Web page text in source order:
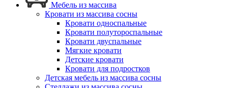
Мебель из массива
Кровати из массива сосны
Кровати односпальные
Кровати полутороспальные
Кровати двуспальные
Мягкие кровати
Детские кровати
Кровати для подростков
Детская мебель из массива сосны